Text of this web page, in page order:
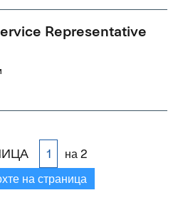
Representative
на 2
на страница